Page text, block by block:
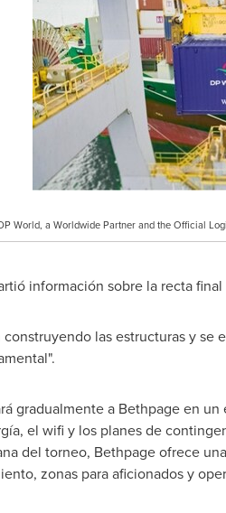
World, a Worldwide Partner and the Official
información sobre la recta
las estructuras y se
gradualmente a Bethpageen un
el wifi y los planes de
del torneo, Bethpageofrece
zonas para aficionados y